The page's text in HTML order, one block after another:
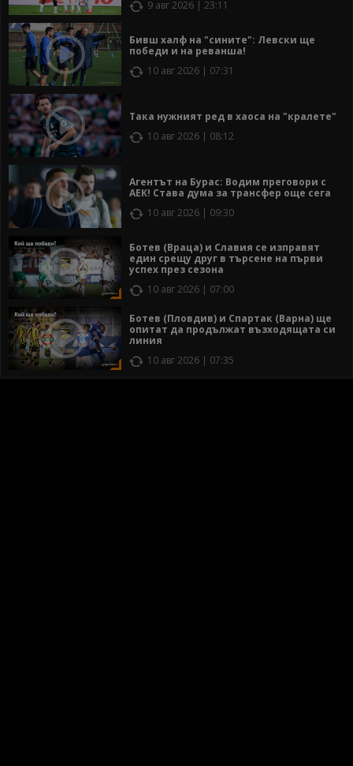
9 авг 2026 | 23:11
Бивш халф на "сините": Левски ще
победи и на реванша!
10 авг 2026 | 07:31
Така нужният ред в хаоса на "кралете"
10 авг 2026 | 08:12
Агентът на Бурас: Водим преговори с
АЕК! Става дума за трансфер още сега
10 авг 2026 | 09:30
Ботев (Враца) и Славия се изправят
един срещу друг в търсене на първи
успех през сезона
10 авг 2026 | 07:00
Ботев (Пловдив) и Спартак (Варна) ще
опитат да продължат възходящата си
линия
10 авг 2026 | 07:35